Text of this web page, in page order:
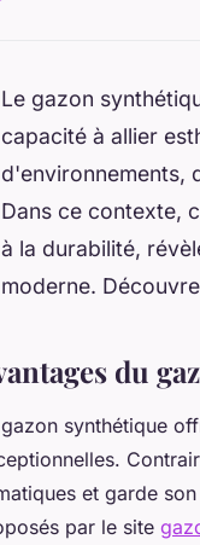
Le gazon
capacité à allier
d'environnements,
Dans ce contexte,
à la durabilité,
moderne.
du
synthétique
et garde
par le site